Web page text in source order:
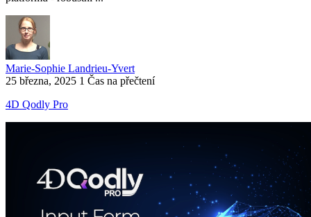
Marie-Sophie Landrieu-Yvert
25 března, 2025 1 Čas na přečtení
4D Qodly Pro